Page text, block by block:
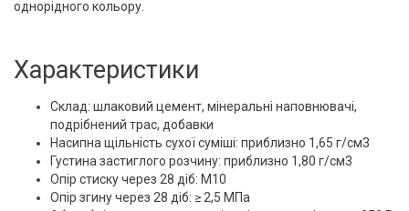
однорідного кольору.
Характеристики
Склад: шлаковий цемент, мінеральні наповнювачі,
подрібнений трас, добавки
Насипна щільність сухої суміші: приблизно 1,65 г/см3
Густина застиглого розчину: приблизно 1,80 г/см3
Опір стиску через 28 діб: М10
Опір згину через 28 діб: ≥ 2,5 МПа